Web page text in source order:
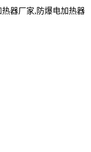
器厂家,防爆电加热器